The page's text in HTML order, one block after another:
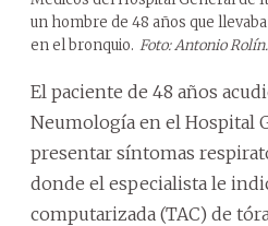
un hombre de 48 años que
en el bronquio. Foto: Antonio Rolín.
El paciente de 48 años
Neumología en el Hospital
presentar síntomas
donde el especialista le
computarizada (TAC) de